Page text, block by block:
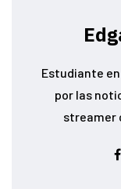
Estudiante
por las
streamer